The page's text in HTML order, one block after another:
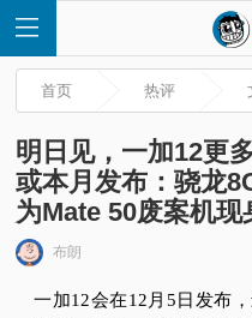
首
首页 热评
明日见，一加12更
或本月发布：骁龙
为Mate 50废案机现
布朗
一加12会在12月5日发布